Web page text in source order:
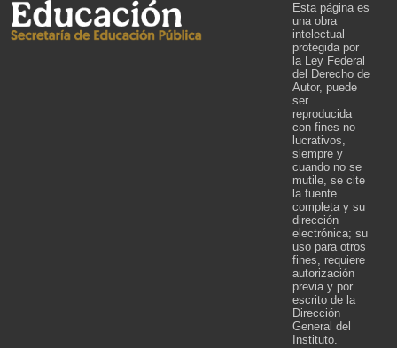
Esta página es
una obra
intelectual
protegida por
la Ley Federal
del Derecho de
Autor, puede
ser
reproducida
con fines no
lucrativos,
siempre y
cuando no se
mutile, se cite
la fuente
completa y su
dirección
electrónica; su
uso para otros
fines, requiere
autorización
previa y por
escrito de la
Dirección
General del
Instituto.